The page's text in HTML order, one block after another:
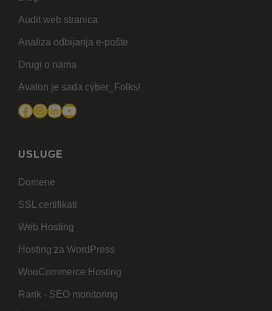
Audit web stranica
Analiza odbijanja e-pošte
Drugi o nama
Avalon je sada cyber_Folks!
Facebook
Instagram
LinkedIn
YouTube
USLUGE
Domene
SSL certifikati
Web Hosting
Hosting za WordPress
WooCommerce Hosting
Rank - SEO monitoring